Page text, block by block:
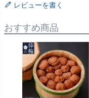
レビューを書く
おすすめ商品